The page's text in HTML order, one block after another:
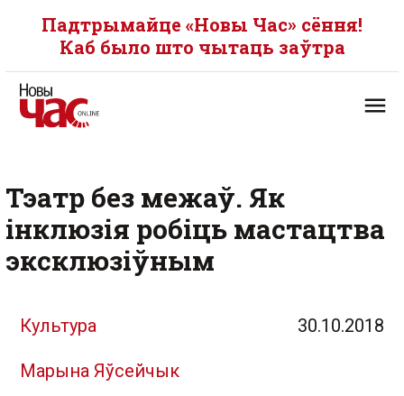
Падтрымайце «Новы Час» сёння!
Каб было што чытаць заўтра
Тэатр без межаў. Як
інклюзія робіць мастацтва
эксклюзіўным
Культура 30.10.2018
Марына Яўсейчык